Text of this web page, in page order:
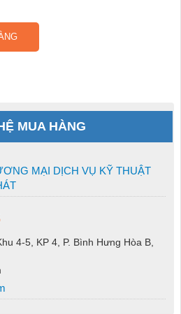
MUA HÀNG
MẠI DỊCH VỤ KỸ THUẬT
4-5, KP 4, P. Bình Hưng Hòa B,